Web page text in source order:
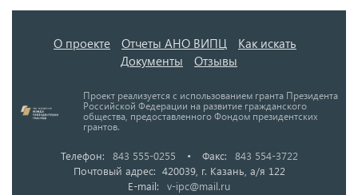
О проекте Отчеты АНО ВИПЦ
Как искать
Документы
Отзывы
Проект реализуется с использованием гранта Президента
Российской Федерации на развитие гражданского
общества, предоставленного Фондом президентских
грантов.
Телефон: 843 555-0255 • Факс:
843 554-3722
Почтовый адрес: 420039, г. Казань, а/я 122
E-mail:
v-ipc@mail.ru